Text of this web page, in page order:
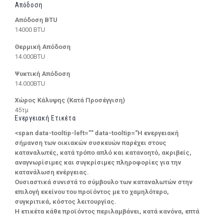
Απόδοση
Απόδοση BTU
14000 BTU
Θερμική Απόδοση
14.000BTU
Ψυκτική Απόδοση
14.000BTU
Χώρος Κάλυψης (Κατά Προσέγγιση)
45τμ
Ενεργειακή Ετικέτα
<span data-tooltip-left="" data-tooltip="Η ενεργειακή
σήμανση των οικιακών συσκευών παρέχει στους
καταναλωτές, κατά τρόπο απλό και κατανοητό, ακριβείς,
αναγνωρίσιμες και συγκρίσιμες πληροφορίες για την
κατανάλωση ενέργειας.
Ουσιαστικά συνιστά το σύμβουλο των καταναλωτών στην
επιλογή εκείνου του προϊόντος με το χαμηλότερο,
συγκριτικά, κόστος λειτουργίας.
Η ετικέτα κάθε προϊόντος περιλαμβάνει, κατά κανόνα, επτά